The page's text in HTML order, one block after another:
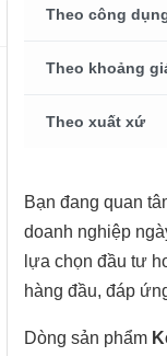
Theo công
Theo khoảng
Theo xuất xứ
Bạn đang quan
doanh nghiệp
lựa chọn đầu tư
hàng đầu, đáp
Dòng sản phẩm